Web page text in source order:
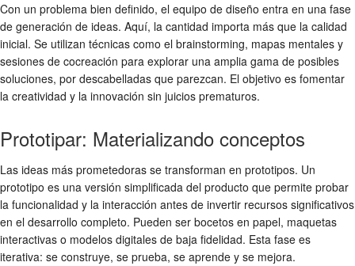
Con un problema bien definido, el equipo de diseño entra en una fase
de generación de ideas. Aquí, la cantidad importa más que la calidad
inicial. Se utilizan técnicas como el brainstorming, mapas mentales y
sesiones de cocreación para explorar una amplia gama de posibles
soluciones, por descabelladas que parezcan. El objetivo es fomentar
la creatividad y la innovación sin juicios prematuros.
Prototipar: Materializando conceptos
Las ideas más prometedoras se transforman en prototipos. Un
prototipo es una versión simplificada del producto que permite probar
la funcionalidad y la interacción antes de invertir recursos significativos
en el desarrollo completo. Pueden ser bocetos en papel, maquetas
interactivas o modelos digitales de baja fidelidad. Esta fase es
iterativa: se construye, se prueba, se aprende y se mejora.